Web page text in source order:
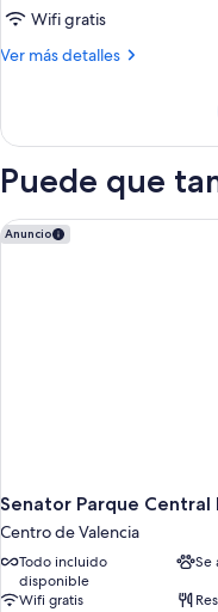
Wifi gratis
Ver más detalles
Más
Puede que
Anuncio
Senator Parque Central
Centro de Valencia
Todo incluido
disponible
Se
Wifi gratis
Senator Parque Central